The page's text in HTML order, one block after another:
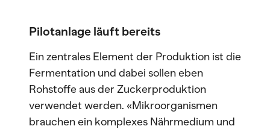
Pilotanlage läuft bereits
Ein zentrales Element der Produktion ist die
Fermentation und dabei sollen eben
Rohstoffe aus der Zuckerproduktion
verwendet werden. «Mikroorganismen
brauchen ein komplexes Nährmedium und